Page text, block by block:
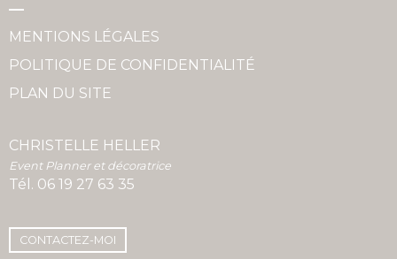
MENTIONS LÉGALES
POLITIQUE DE CONFIDENTIALITÉ
PLAN DU SITE
CHRISTELLE HELLER
Event Planner et décoratrice
Tél. 06 19 27 63 35
CONTACTEZ-MOI